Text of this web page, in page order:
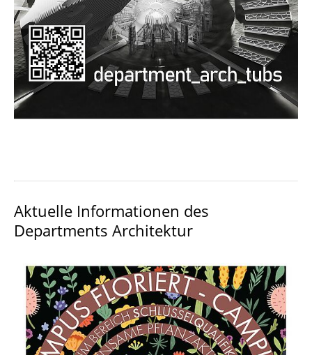
Aktuelle Informationen des
Departments Architektur